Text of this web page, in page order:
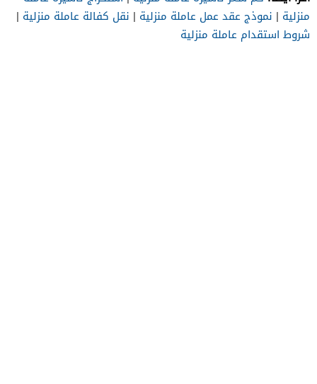
منزلية | نموذج عقد عمل عاملة منزلية | نقل كفالة عاملة منزلية |
شروط استقدام عاملة منزلية